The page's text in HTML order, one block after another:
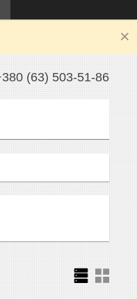
(63) 503-51-86